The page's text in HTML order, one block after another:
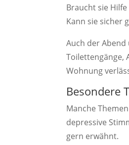
Braucht sie
Kann sie sicher
Auch der
Toilettengänge,
Wohnung
Besondere
Manche
depressive
gern erwähnt.